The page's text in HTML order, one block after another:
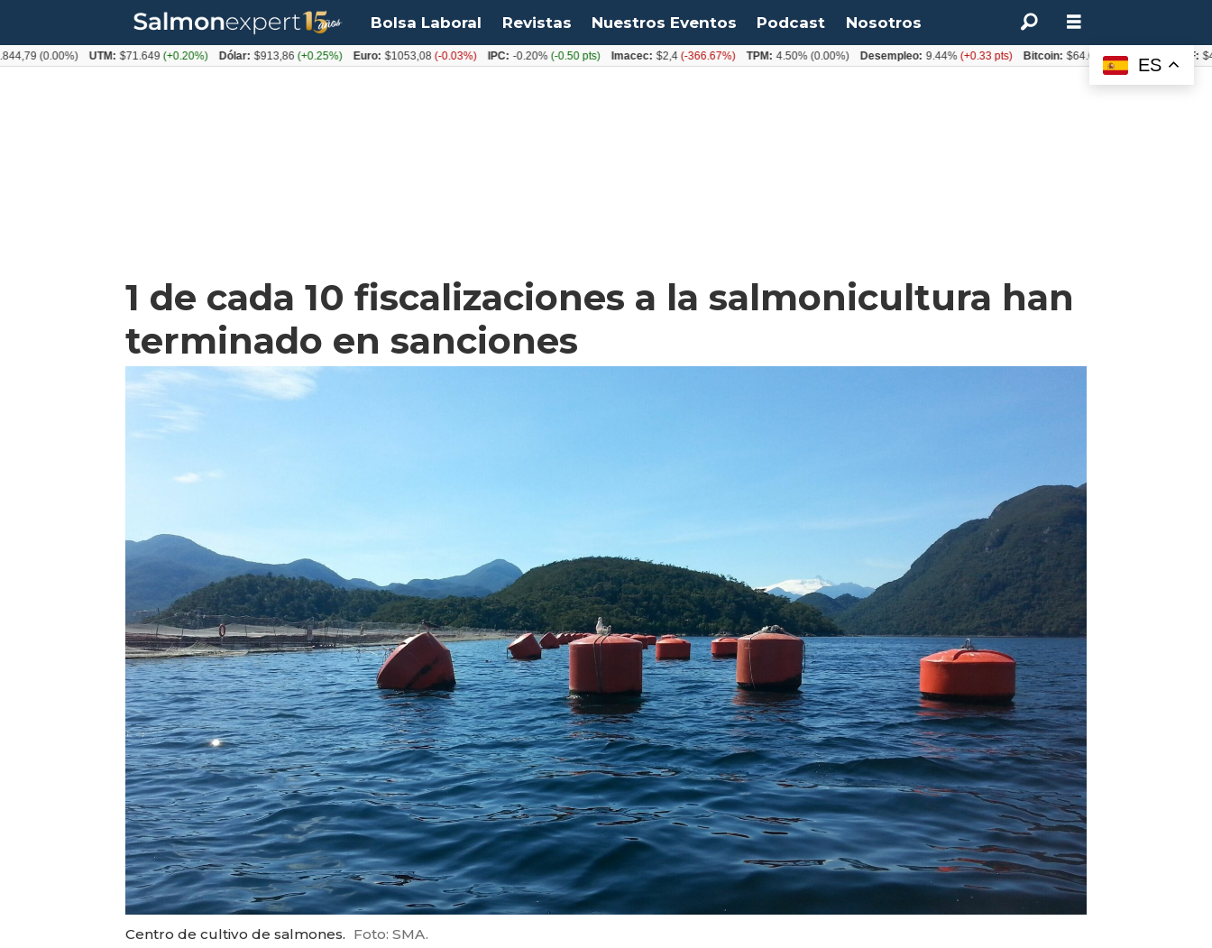
Bolsa Laboral Revistas Nuestros Eventos Podcast Nosotros
1 de cada 10 fiscalizaciones a la salmonicultura han
terminado en sanciones
Centro de cultivo de salmones. Foto: SMA.
ES
(0.00%) UTM: $71.649(+0.20%) Dólar: $913,86(+0.25%) Euro: $1053,08(-0.03%) IPC: -0.20% (-0.50 pts) Imacec: $2,4(-366.67%) TPM: 4.50%(0.00%) Desempleo: 9.44%(+0.33 pts) Bitcoin: $64.600,08 (+2.93%)